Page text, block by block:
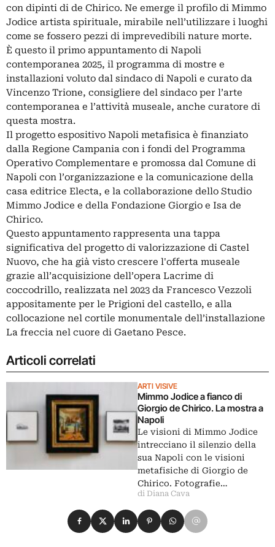
con dipinti di de Chirico. Ne emerge il profilo di Mimmo
Jodice artista spirituale, mirabile nell’utilizzare i luoghi
come se fossero pezzi di imprevedibili nature morte.
È questo il primo appuntamento di Napoli
contemporanea 2025, il programma di mostre e
installazioni voluto dal sindaco di Napoli e curato da
Vincenzo Trione, consigliere del sindaco per l’arte
contemporanea e l’attività museale, anche curatore di
questa mostra.
Il progetto espositivo Napoli metafisica è finanziato
dalla Regione Campania con i fondi del Programma
Operativo Complementare e promossa dal Comune di
Napoli con l’organizzazione e la comunicazione della
casa editrice Electa, e la collaborazione dello Studio
Mimmo Jodice e della Fondazione Giorgio e Isa de
Chirico.
Questo appuntamento rappresenta una tappa
significativa del progetto di valorizzazione di Castel
Nuovo, che ha già visto crescere l'offerta museale
grazie all’acquisizione dell’opera Lacrime di
coccodrillo, realizzata nel 2023 da Francesco Vezzoli
appositamente per le Prigioni del castello, e alla
collocazione nel cortile monumentale dell’installazione
La freccia nel cuore di Gaetano Pesce.
Articoli correlati
ARTI VISIVE
Mimmo Jodice a fianco di
Giorgio de Chirico. La mostra a
Napoli
Le visioni di Mimmo Jodice
intrecciano il silenzio della
sua Napoli con le visioni
metafisiche di Giorgio de
Chirico. Fotografie…
di Diana Cava
Condividi su Facebook
Condividi su X
Condividi su LinkedIn
Condividi su Pinterest
Condividi su WhatsApp
Condividi su Email